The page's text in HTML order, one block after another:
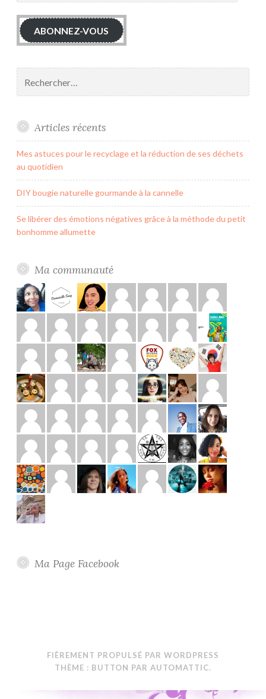
mail
ABONNEZ-VOUS
Articles récents
Mes astuces pour le recyclage et la réduction de ses déchets
au quotidien
DIY bougie naturelle gourmande à la cannelle
Se libérer des émotions négatives grâce à la méthode du petit
bonhomme allumette
Ma communauté
Ma Page Facebook
FIÈREMENT PROPULSÉ PAR WORDPRESS
THÈME : BUTTON PAR AUTOMATTIC.